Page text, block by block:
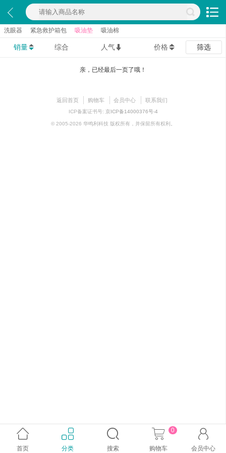
洗眼器 紧急救护箱包 吸油垫 吸油棉
销量 综合 人气 价格 筛选
亲，已经最后一页了哦！
返回首页 购物车 会员中心 联系我们
ICP备案证书号: 京ICP备14000376号-4
© 2005-2026 华鸣利科技 版权所有，并保留所有权利。

首页

分类

搜索

购物车
0 
会员中心